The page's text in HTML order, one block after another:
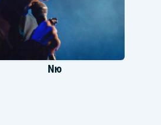
Nю